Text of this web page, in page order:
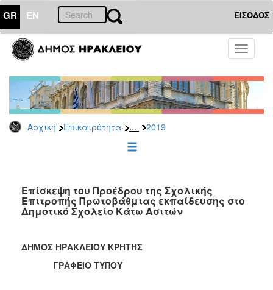
GR EN ΕΙΣΟΔΟΣ
Toggle
Αρχική Επικαιρότητα ... 2019
ΕΠΙΚΑΙΡΟΤΗΤΑ
Τύπου
Αρχείο
2026
2025
2022
2021
2019
2018
Επίσκεψη του Προέδρου της Σχολικής
Επιτροπής Πρωτοβάθμιας εκπαίδευσης στο
Δημοτικό Σχολείο Κάτω Ασιτών
ΔΗΜΟΣ ΗΡΑΚΛΕΙΟΥ ΚΡΗΤΗΣ
ΓΡΑΦΕΙΟ ΤΥΠΟΥ